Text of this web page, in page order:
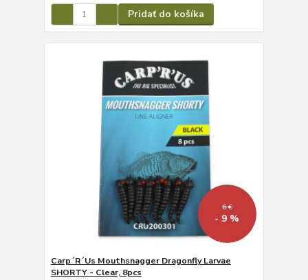
Pridať do košíka
6 €
- 9 %
Carp´R´Us Mouthsnagger Dragonfly Larvae
SHORTY - Clear, 8pcs